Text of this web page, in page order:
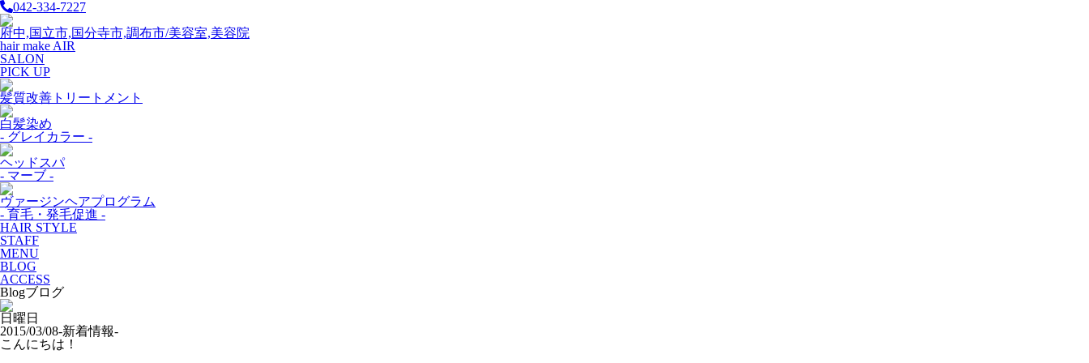
042-334-7227
府中,国立市,国分寺市,調布市/美容室,美容院
hair make AIR
SALON
PICK UP
髪質改善トリートメント
白髪染め
- グレイカラー -
ヘッドスパ
- マーブ -
ヴァージンヘアプログラム
- 育毛・発毛促進 -
HAIR STYLE
STAFF
MENU
BLOG
ACCESS
Blogブログ
日曜日
2015/03/08-新着情報-
こんにちは！